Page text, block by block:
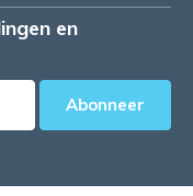
en
Abonneer